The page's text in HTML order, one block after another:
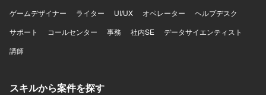
ゲームデザイナー
ライター UI/UX オペレーター
ヘルプデスク
サポート
コールセンター 事務 社内SE
データサイエンティスト
講師
スキルから案件を探す